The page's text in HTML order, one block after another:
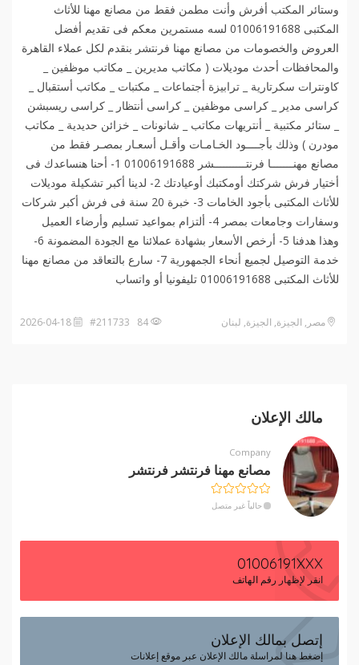
وستائر المكتب أفرش وأنت مطمن فقط من مصانع مهنا للأثاث
المكتبى 01006191688 لسه مستمرين معكم فى تقديم أفضل
العروض والخصومات من مصانع مهنا فرنتشر بنقدم لكل عملاء القاهرة
والمحافظات أحدث موديلات ( مكاتب مديرين _ مكاتب موظفين _
كاونترات سكرتارية _ ترابيزة أجتماعات _ مكتبات _ مكاتب أستقبال _
كراسى مدير _ كراسى موظفين _ كراسى أنتظار _ كراسى ريسبشن
_ ستائر مكتبية _ أنتريهات مكاتب _ شانونات _ خزائن حديدية _ مكاتب
مودرن ) وذلك بأجــــود الخـامـات وأقـل أسعـار بمصـر فقط من
مصانع مهنـــــــا فرنتــــــــــشر 01006191688 1- أحنا هنساعدك فى
أختيار فرش شركتك أومكتبك أوعيادتك 2- لدينا أكبر تشكيلة موديلات
للأثاث المكتبى بأجود الخامات 3- خبرة 20 سنة فى فرش أكبر شركات
وسفارات وجامعات بمصر 4- ألتزام بمواعيد تسليم وأرضاء العميل
وهذا هدفنا 5- أرخص الأسعار بشهادة عملائنا مع الجودة المضمونة 6-
خدمة التوصيل لجميع أنحاء الجمهورية 7- سارع بالتعاقد من مصانع مهنا
للأثاث المكتبى 01006191688 تليفونيا أو واتساب️
مصر, الجيزة, الجيزة, لبنان
مالك الإعلان
Company
مصانع مهنا فرنتشر فرنتشر
حالياً غير متصل
01006191XXX
انقر لإظهار رقم الهاتف
إتصل بمالك الإعلان
إضغط هنا لمراسلة مالك الإعلان عبر موقع إعلانات